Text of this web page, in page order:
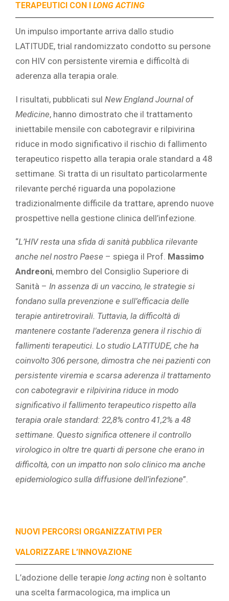
TERAPEUTICI CON I LONG ACTING
Un impulso importante arriva dallo studio
LATITUDE, trial randomizzato condotto su persone
con HIV con persistente viremia e difficoltà di
aderenza alla terapia orale.
I risultati, pubblicati sul New England Journal of
Medicine, hanno dimostrato che il trattamento
iniettabile mensile con cabotegravir e rilpivirina
riduce in modo significativo il rischio di fallimento
terapeutico rispetto alla terapia orale standard a 48
settimane. Si tratta di un risultato particolarmente
rilevante perché riguarda una popolazione
tradizionalmente difficile da trattare, aprendo nuove
prospettive nella gestione clinica dell’infezione.
“L’HIV resta una sfida di sanità pubblica rilevante
anche nel nostro Paese – spiega il Prof. Massimo
Andreoni, membro del Consiglio Superiore di
Sanità – In assenza di un vaccino, le strategie si
fondano sulla prevenzione e sull’efficacia delle
terapie antiretrovirali. Tuttavia, la difficoltà di
mantenere costante l’aderenza genera il rischio di
fallimenti terapeutici. Lo studio LATITUDE, che ha
coinvolto 306 persone, dimostra che nei pazienti con
persistente viremia e scarsa aderenza il trattamento
con cabotegravir e rilpivirina riduce in modo
significativo il fallimento terapeutico rispetto alla
terapia orale standard: 22,8% contro 41,2% a 48
settimane. Questo significa ottenere il controllo
virologico in oltre tre quarti di persone che erano in
difficoltà, con un impatto non solo clinico ma anche
epidemiologico sulla diffusione dell’infezione”.
NUOVI PERCORSI ORGANIZZATIVI PER
VALORIZZARE L’INNOVAZIONE
L’adozione delle terapie long acting non è soltanto
una scelta farmacologica, ma implica un